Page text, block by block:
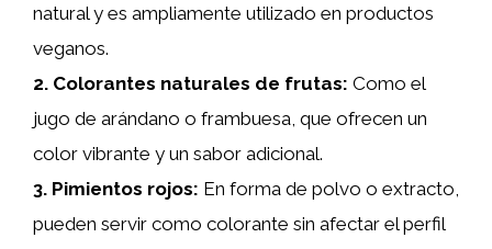
natural y es ampliamente utilizado en productos
veganos.
2. Colorantes naturales de frutas: Como el
jugo de arándano o frambuesa, que ofrecen un
color vibrante y un sabor adicional.
3. Pimientos rojos: En forma de polvo o extracto,
pueden servir como colorante sin afectar el perfil